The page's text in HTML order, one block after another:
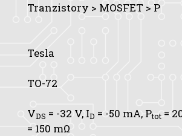
Tranzistory > MOSFET > P
Tesla
TO-72
VDS = -32 V, ID = -50 mA, Ptot =
= 150 mΩ